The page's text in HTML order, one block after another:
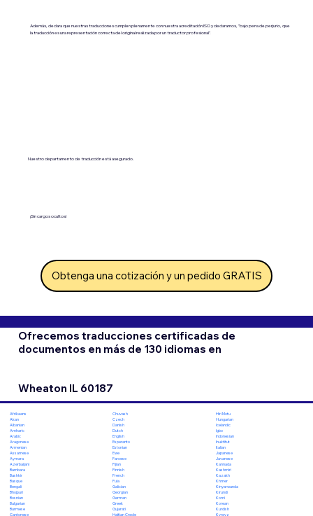
Además, declara que nuestras traducciones cumplen plenamente con nuestra acreditación ISO y declaramos, "bajo pena de perjurio, que
la traducción es una representación correcta del original realizada por un traductor profesional".
Nuestro departamento de traducción está asegurado.
¡Sin cargos ocultos!
Obtenga una cotización y un pedido GRATIS
Ofrecemos traducciones certificadas de
documentos en más de 130 idiomas en
Wheaton IL 60187
Afrikaans
Akan
Albanian
Amharic
Arabic
Aragonese
Armenian
Assamese
Aymara
Azerbaijani
Bambara
Bashkir
Basque
Bengali
Bhojpuri
Bosnian
Bulgarian
Burmese
Cantonese
Chuvash
Czech
Danish
Dutch
English
Esperanto
Estonian
Ewe
Faroese
Fijian
Finnish
French
Fula
Galician
Georgian
German
Greek
Gujarati
Haitian Creole
Hiri Motu
Hungarian
Icelandic
Igbo
Indonesian
Inuktitut
Italian
Japanese
Javanese
Kannada
Kashmiri
Kazakh
Khmer
Kinyarwanda
Kirundi
Komi
Korean
Kurdish
Kyrgyz